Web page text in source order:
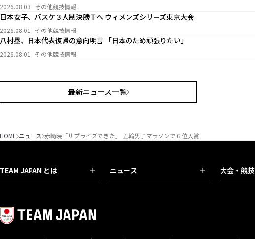
2026.08.03 その他競技情報
日本女子、バスケ３人制決勝Ｔへ ウィメンズシリーズ東京大会
2026.08.01 その他競技情報
八村塁、日本代表復帰の意向明言 「日本のため頑張りたい」
2026.08.01 その他競技情報
最新ニュース一覧
HOME ニュース 赤崎暁「サプライズできた」 五輪男子マラソンで６位入賞
TEAM JAPAN とは ニュース 大会・競技